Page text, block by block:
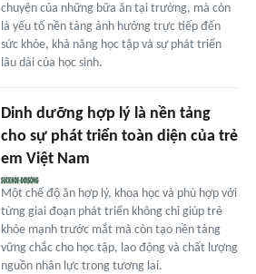
chuyện của những bữa ăn tại trường, mà còn
là yếu tố nền tảng ảnh hưởng trực tiếp đến
sức khỏe, khả năng học tập và sự phát triển
lâu dài của học sinh.
Dinh dưỡng hợp lý là nền tảng
cho sự phát triển toàn diện của trẻ
em Việt Nam
Một chế độ ăn hợp lý, khoa học và phù hợp với
từng giai đoạn phát triển không chỉ giúp trẻ
khỏe mạnh trước mắt mà còn tạo nền tảng
vững chắc cho học tập, lao động và chất lượng
nguồn nhân lực trong tương lai.